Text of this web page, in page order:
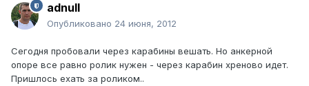
adnull
Опубликовано 24 июня, 2012
Сегодня пробовали через карабины вешать. Но анкерной
опоре все равно ролик нужен - через карабин хреново идет.
Пришлось ехать за роликом..